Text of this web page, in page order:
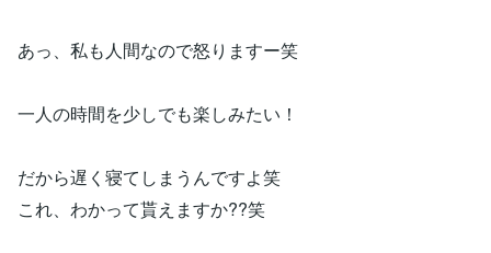
あっ、私も人間なので怒りますー笑
一人の時間を少しでも楽しみたい！
だから遅く寝てしまうんですよ笑
これ、わかって貰えますか??笑